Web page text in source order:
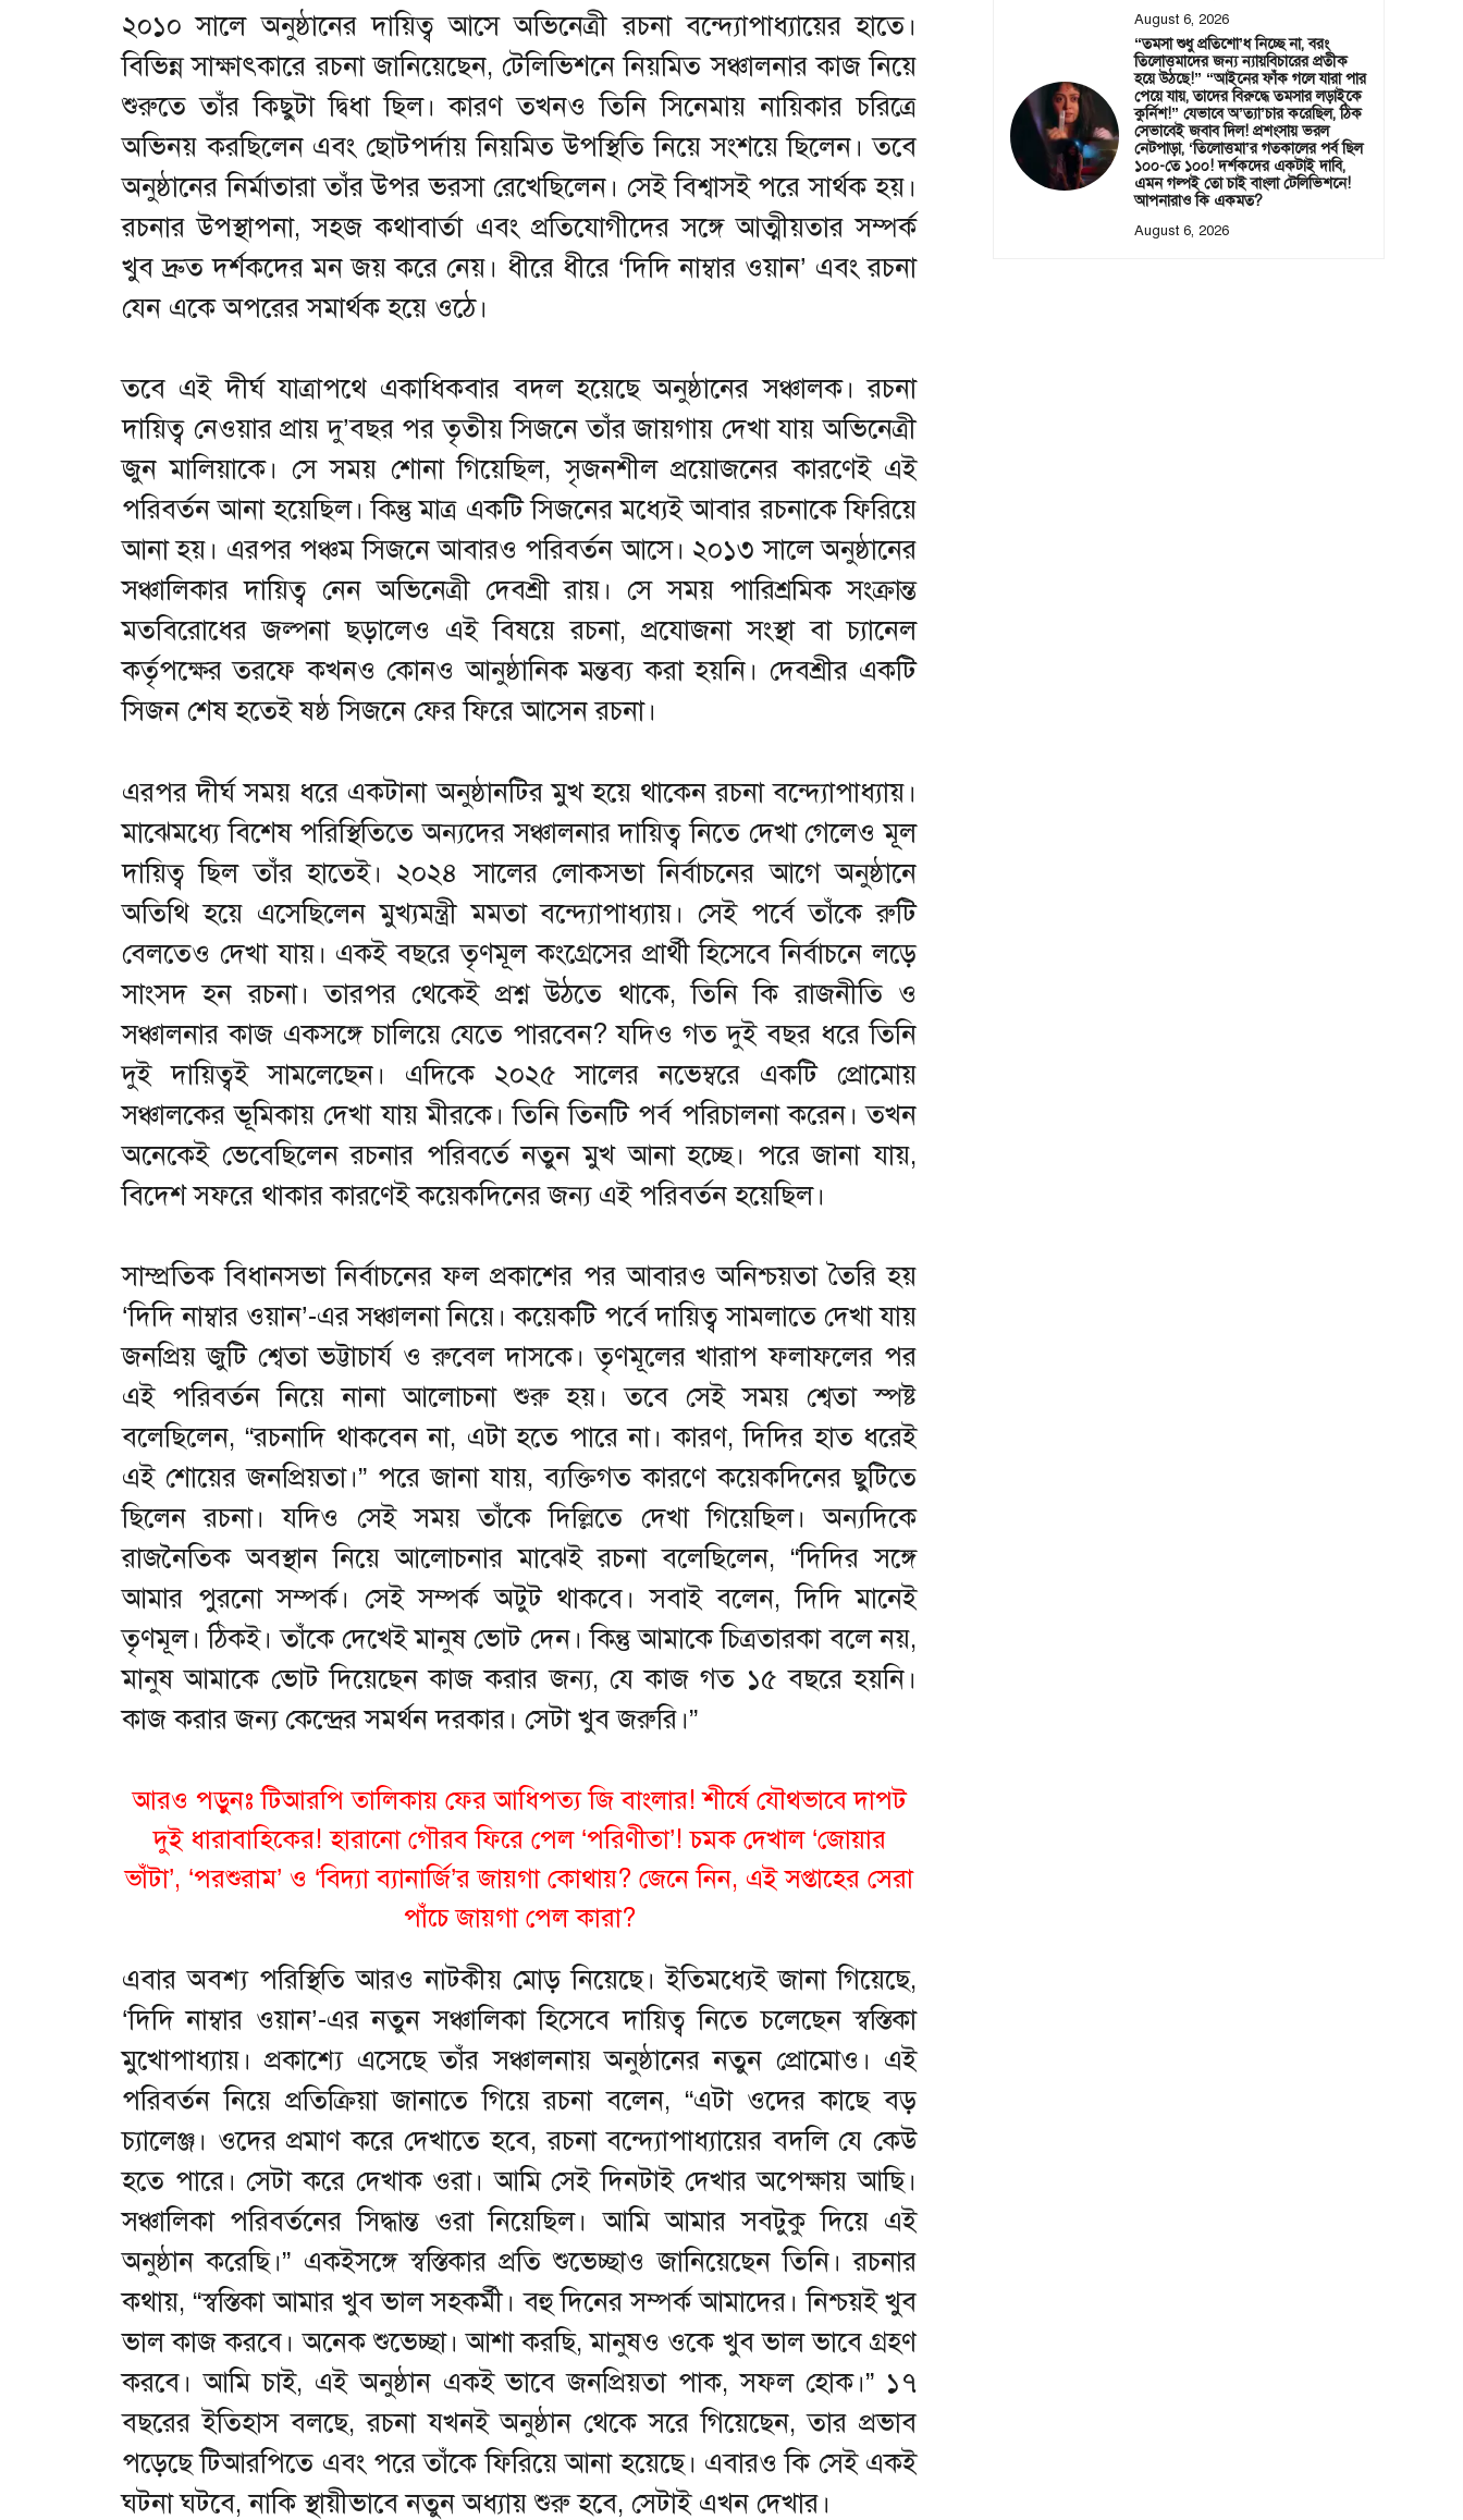
২০১০ সালে অনুষ্ঠানের দায়িত্ব আসে অভিনেত্রী রচনা বন্দ্যোপাধ্যায়ের হাতে।
বিভিন্ন সাক্ষাৎকারে রচনা জানিয়েছেন, টেলিভিশনে নিয়মিত সঞ্চালনার কাজ নিয়ে
শুরুতে তাঁর কিছুটা দ্বিধা ছিল। কারণ তখনও তিনি সিনেমায় নায়িকার চরিত্রে
অভিনয় করছিলেন এবং ছোটপর্দায় নিয়মিত উপস্থিতি নিয়ে সংশয়ে ছিলেন। তবে
অনুষ্ঠানের নির্মাতারা তাঁর উপর ভরসা রেখেছিলেন। সেই বিশ্বাসই পরে সার্থক হয়।
রচনার উপস্থাপনা, সহজ কথাবার্তা এবং প্রতিযোগীদের সঙ্গে আত্মীয়তার সম্পর্ক
খুব দ্রুত দর্শকদের মন জয় করে নেয়। ধীরে ধীরে ‘দিদি নাম্বার ওয়ান’ এবং রচনা
যেন একে অপরের সমার্থক হয়ে ওঠে।
তবে এই দীর্ঘ যাত্রাপথে একাধিকবার বদল হয়েছে অনুষ্ঠানের সঞ্চালক। রচনা
দায়িত্ব নেওয়ার প্রায় দু’বছর পর তৃতীয় সিজনে তাঁর জায়গায় দেখা যায় অভিনেত্রী
জুন মালিয়াকে। সে সময় শোনা গিয়েছিল, সৃজনশীল প্রয়োজনের কারণেই এই
পরিবর্তন আনা হয়েছিল। কিন্তু মাত্র একটি সিজনের মধ্যেই আবার রচনাকে ফিরিয়ে
আনা হয়। এরপর পঞ্চম সিজনে আবারও পরিবর্তন আসে। ২০১৩ সালে অনুষ্ঠানের
সঞ্চালিকার দায়িত্ব নেন অভিনেত্রী দেবশ্রী রায়। সে সময় পারিশ্রমিক সংক্রান্ত
মতবিরোধের জল্পনা ছড়ালেও এই বিষয়ে রচনা, প্রযোজনা সংস্থা বা চ্যানেল
কর্তৃপক্ষের তরফে কখনও কোনও আনুষ্ঠানিক মন্তব্য করা হয়নি। দেবশ্রীর একটি
সিজন শেষ হতেই ষষ্ঠ সিজনে ফের ফিরে আসেন রচনা।
এরপর দীর্ঘ সময় ধরে একটানা অনুষ্ঠানটির মুখ হয়ে থাকেন রচনা বন্দ্যোপাধ্যায়।
মাঝেমধ্যে বিশেষ পরিস্থিতিতে অন্যদের সঞ্চালনার দায়িত্ব নিতে দেখা গেলেও মূল
দায়িত্ব ছিল তাঁর হাতেই। ২০২৪ সালের লোকসভা নির্বাচনের আগে অনুষ্ঠানে
অতিথি হয়ে এসেছিলেন মুখ্যমন্ত্রী মমতা বন্দ্যোপাধ্যায়। সেই পর্বে তাঁকে রুটি
বেলতেও দেখা যায়। একই বছরে তৃণমূল কংগ্রেসের প্রার্থী হিসেবে নির্বাচনে লড়ে
সাংসদ হন রচনা। তারপর থেকেই প্রশ্ন উঠতে থাকে, তিনি কি রাজনীতি ও
সঞ্চালনার কাজ একসঙ্গে চালিয়ে যেতে পারবেন? যদিও গত দুই বছর ধরে তিনি
দুই দায়িত্বই সামলেছেন। এদিকে ২০২৫ সালের নভেম্বরে একটি প্রোমোয়
সঞ্চালকের ভূমিকায় দেখা যায় মীরকে। তিনি তিনটি পর্ব পরিচালনা করেন। তখন
অনেকেই ভেবেছিলেন রচনার পরিবর্তে নতুন মুখ আনা হচ্ছে। পরে জানা যায়,
বিদেশ সফরে থাকার কারণেই কয়েকদিনের জন্য এই পরিবর্তন হয়েছিল।
সাম্প্রতিক বিধানসভা নির্বাচনের ফল প্রকাশের পর আবারও অনিশ্চয়তা তৈরি হয়
‘দিদি নাম্বার ওয়ান’-এর সঞ্চালনা নিয়ে। কয়েকটি পর্বে দায়িত্ব সামলাতে দেখা যায়
জনপ্রিয় জুটি শ্বেতা ভট্টাচার্য ও রুবেল দাসকে। তৃণমূলের খারাপ ফলাফলের পর
এই পরিবর্তন নিয়ে নানা আলোচনা শুরু হয়। তবে সেই সময় শ্বেতা স্পষ্ট
বলেছিলেন, “রচনাদি থাকবেন না, এটা হতে পারে না। কারণ, দিদির হাত ধরেই
এই শোয়ের জনপ্রিয়তা।” পরে জানা যায়, ব্যক্তিগত কারণে কয়েকদিনের ছুটিতে
ছিলেন রচনা। যদিও সেই সময় তাঁকে দিল্লিতে দেখা গিয়েছিল। অন্যদিকে
রাজনৈতিক অবস্থান নিয়ে আলোচনার মাঝেই রচনা বলেছিলেন, “দিদির সঙ্গে
আমার পুরনো সম্পর্ক। সেই সম্পর্ক অটুট থাকবে। সবাই বলেন, দিদি মানেই
তৃণমূল। ঠিকই। তাঁকে দেখেই মানুষ ভোট দেন। কিন্তু আমাকে চিত্রতারকা বলে নয়,
মানুষ আমাকে ভোট দিয়েছেন কাজ করার জন্য, যে কাজ গত ১৫ বছরে হয়নি।
কাজ করার জন্য কেন্দ্রের সমর্থন দরকার। সেটা খুব জরুরি।”
আরও পড়ুনঃটিআরপি তালিকায় ফের আধিপত্য জি বাংলার! শীর্ষে যৌথভাবে দাপট
দুই ধারাবাহিকের! হারানো গৌরব ফিরে পেল ‘পরিণীতা’! চমক দেখাল ‘জোয়ার
ভাঁটা’, ‘পরশুরাম’ ও ‘বিদ্যা ব্যানার্জি’র জায়গা কোথায়? জেনে নিন, এই সপ্তাহের সেরা
পাঁচে জায়গা পেল কারা?
এবার অবশ্য পরিস্থিতি আরও নাটকীয় মোড় নিয়েছে। ইতিমধ্যেই জানা গিয়েছে,
‘দিদি নাম্বার ওয়ান’-এর নতুন সঞ্চালিকা হিসেবে দায়িত্ব নিতে চলেছেন স্বস্তিকা
মুখোপাধ্যায়। প্রকাশ্যে এসেছে তাঁর সঞ্চালনায় অনুষ্ঠানের নতুন প্রোমোও। এই
পরিবর্তন নিয়ে প্রতিক্রিয়া জানাতে গিয়ে রচনা বলেন, “এটা ওদের কাছে বড়
চ্যালেঞ্জ। ওদের প্রমাণ করে দেখাতে হবে, রচনা বন্দ্যোপাধ্যায়ের বদলি যে কেউ
হতে পারে। সেটা করে দেখাক ওরা। আমি সেই দিনটাই দেখার অপেক্ষায় আছি।
সঞ্চালিকা পরিবর্তনের সিদ্ধান্ত ওরা নিয়েছিল। আমি আমার সবটুকু দিয়ে এই
অনুষ্ঠান করেছি।” একইসঙ্গে স্বস্তিকার প্রতি শুভেচ্ছাও জানিয়েছেন তিনি। রচনার
কথায়, “স্বস্তিকা আমার খুব ভাল সহকর্মী। বহু দিনের সম্পর্ক আমাদের। নিশ্চয়ই খুব
ভাল কাজ করবে। অনেক শুভেচ্ছা। আশা করছি, মানুষও ওকে খুব ভাল ভাবে গ্রহণ
করবে। আমি চাই, এই অনুষ্ঠান একই ভাবে জনপ্রিয়তা পাক, সফল হোক।” ১৭
বছরের ইতিহাস বলছে, রচনা যখনই অনুষ্ঠান থেকে সরে গিয়েছেন, তার প্রভাব
পড়েছে টিআরপিতে এবং পরে তাঁকে ফিরিয়ে আনা হয়েছে। এবারও কি সেই একই
ঘটনা ঘটবে, নাকি স্থায়ীভাবে নতুন অধ্যায় শুরু হবে, সেটাই এখন দেখার।
August 6, 2026
“তমসা শুধু প্রতিশো’ধ নিচ্ছে না, বরং
তিলোত্তমাদের জন্য ন্যায়বিচারের প্রতীক
হয়ে উঠছে!” “আইনের ফাঁক গলে যারা পার
পেয়ে যায়, তাদের বিরুদ্ধে তমসার লড়াইকে
কুর্নিশ!” যেভাবে অ’ত্যা’চার করেছিল, ঠিক
সেভাবেই জবাব দিল! প্রশংসায় ভরল
নেটপাড়া, ‘তিলোত্তমা’র গতকালের পর্ব ছিল
১০০-তে ১০০! দর্শকদের একটাই দাবি,
এমন গল্পই তো চাই বাংলা টেলিভিশনে!
আপনারাও কি একমত?
August 6, 2026